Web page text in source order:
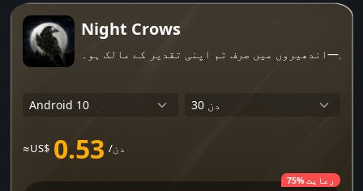
Night Crows
ہیں—اندھیروں میں صرف تم اپنی تقدیر کے مالک ہو۔
≈US$ 0.53 /دن
75% رعایت